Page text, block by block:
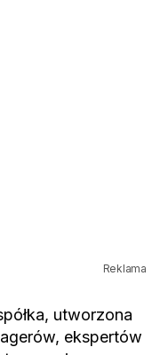
Reklama
utworzona
ekspertów